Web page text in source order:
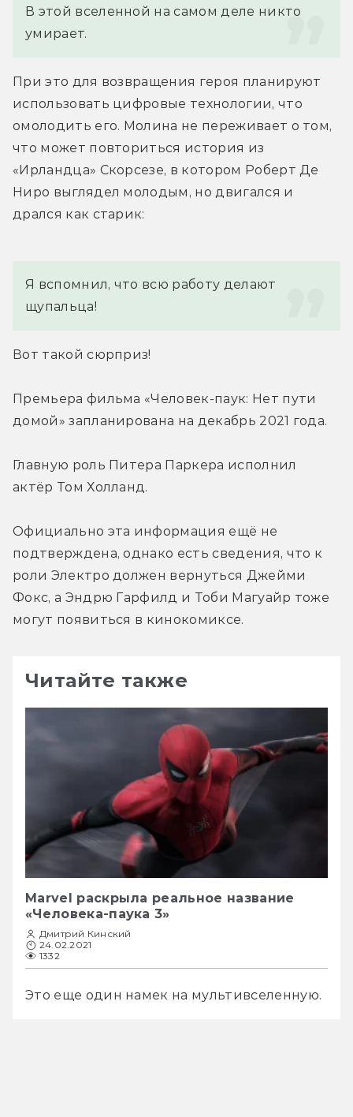
В этой вселенной на самом деле никто
умирает.
При это для возвращения героя планируют
использовать цифровые технологии, что
омолодить его. Молина не переживает о том,
что может повториться история из
«Ирландца» Скорсезе, в котором Роберт Де
Ниро выглядел молодым, но двигался и
дрался как старик:
Я вспомнил, что всю работу делают
щупальца!
Вот такой сюрприз!
Премьера фильма «Человек-паук: Нет пути
домой» запланирована на декабрь 2021 года.
Главную роль Питера Паркера исполнил
актёр Том Холланд.
Официально эта информация ещё не
подтверждена, однако есть сведения, что к
роли Электро должен вернуться Джейми
Фокс, а Эндрю Гарфилд и Тоби Магуайр тоже
могут появиться в кинокомиксе.
Читайте также
Marvel раскрыла реальное название
«Человека-паука 3»
Дмитрий Кинский
24.02.2021
1332
Это еще один намек на мультивселенную.